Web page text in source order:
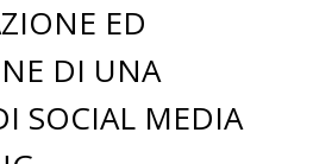
ED
DI UNA
SOCIAL MEDIA